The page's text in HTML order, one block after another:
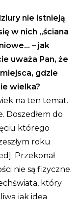
nie istnieją
w nich „ściana
– jak
uważa Pan, że
gdzie
wielka?
na ten temat.
Doszedłem do
którego
roku
Przekonał
nie są fizyczne.
który
jak idea